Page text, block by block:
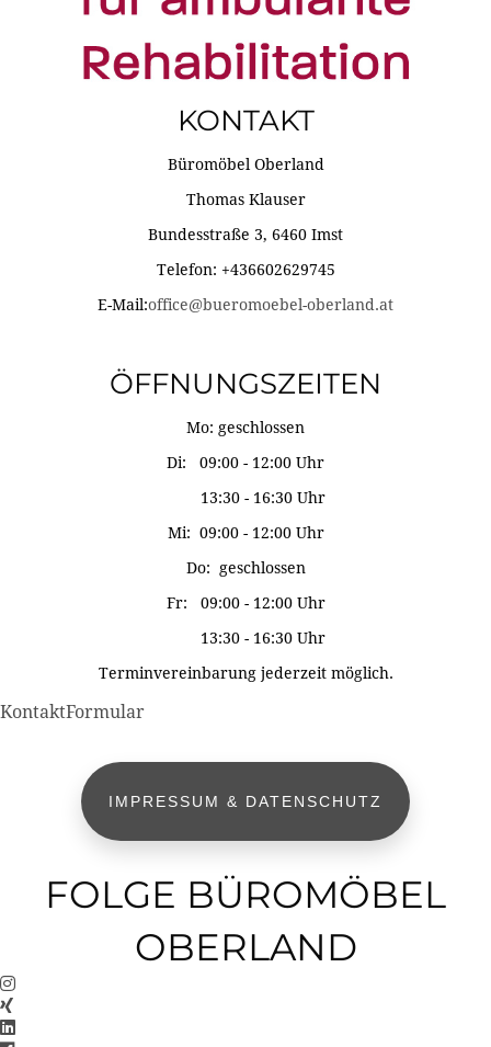
KONTAKT
Büromöbel Oberland
Thomas Klauser
Bundesstraße 3, 6460 Imst
Telefon: +436602629745
E-Mail:office@bueromoebel-oberland.at
ÖFFNUNGSZEITEN
Mo: geschlossen
Di: 09:00 - 12:00 Uhr
13:30 - 16:30 Uhr
Mi: 09:00 - 12:00 Uhr
Do: geschlossen
Fr: 09:00 - 12:00 Uhr
13:30 - 16:30 Uhr
Terminvereinbarung jederzeit möglich.
KontaktFormular
IMPRESSUM & DATENSCHUTZ
FOLGE BÜROMÖBEL
OBERLAND